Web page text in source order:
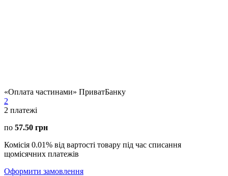
«Оплата частинами» ПриватБанку
2
2 платежі
по 57.50 грн
Комісія 0.01% від вартості товару під час списання
щомісячних платежів
Оформити замовлення